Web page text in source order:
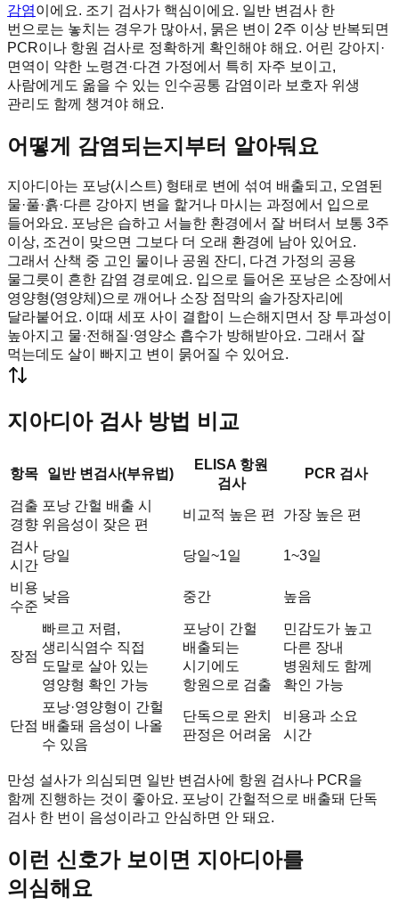
감염이에요. 조기 검사가 핵심이에요. 일반 변검사 한
번으로는 놓치는 경우가 많아서, 묽은 변이 2주 이상 반복되면
PCR이나 항원 검사로 정확하게 확인해야 해요. 어린 강아지·
면역이 약한 노령견·다견 가정에서 특히 자주 보이고,
사람에게도 옮을 수 있는 인수공통 감염이라 보호자 위생
관리도 함께 챙겨야 해요.
어떻게 감염되는지부터 알아둬요
지아디아는 포낭(시스트) 형태로 변에 섞여 배출되고, 오염된
물·풀·흙·다른 강아지 변을 핥거나 마시는 과정에서 입으로
들어와요. 포낭은 습하고 서늘한 환경에서 잘 버텨서 보통 3주
이상, 조건이 맞으면 그보다 더 오래 환경에 남아 있어요.
그래서 산책 중 고인 물이나 공원 잔디, 다견 가정의 공용
물그릇이 흔한 감염 경로예요. 입으로 들어온 포낭은 소장에서
영양형(영양체)으로 깨어나 소장 점막의 솔가장자리에
달라붙어요. 이때 세포 사이 결합이 느슨해지면서 장 투과성이
높아지고 물·전해질·영양소 흡수가 방해받아요. 그래서 잘
먹는데도 살이 빠지고 변이 묽어질 수 있어요.
지아디아 검사 방법 비교
항목 일반 변검사(부유법)
ELISA 항원
검사
PCR 검사
검출
경향
포낭 간헐 배출 시
위음성이 잦은 편
비교적 높은 편 가장 높은 편
검사
시간
당일 당일~1일 1~3일
비용
수준
낮음 중간 높음
장점
빠르고 저렴,
생리식염수 직접
도말로 살아 있는
영양형 확인 가능
포낭이 간헐
배출되는
시기에도
항원으로 검출
민감도가 높고
다른 장내
병원체도 함께
확인 가능
단점
포낭·영양형이 간헐
배출돼 음성이 나올
수 있음
단독으로 완치
판정은 어려움
비용과 소요
시간
만성 설사가 의심되면 일반 변검사에 항원 검사나 PCR을
함께 진행하는 것이 좋아요. 포낭이 간헐적으로 배출돼 단독
검사 한 번이 음성이라고 안심하면 안 돼요.
이런 신호가 보이면 지아디아를
의심해요